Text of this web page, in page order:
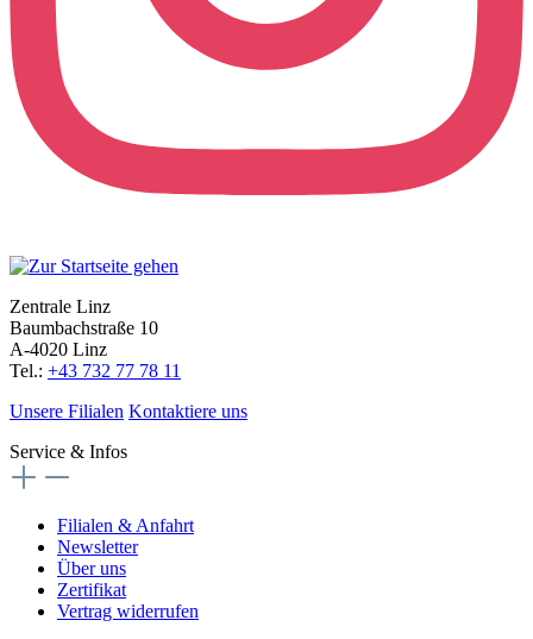
Zentrale Linz
Baumbachstraße 10
A-4020 Linz
Tel.: +43 732 77 78 11
Unsere Filialen Kontaktiere uns
Service & Infos
Filialen & Anfahrt
Newsletter
Über uns
Zertifikat
Vertrag widerrufen